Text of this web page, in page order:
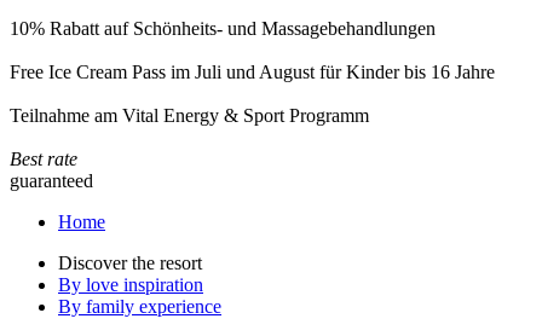
10% Rabatt auf Schönheits- und Massagebehandlungen
Free Ice Cream Pass im Juli und August für Kinder bis 16 Jahre
Teilnahme am Vital Energy & Sport Programm
Best rate
guaranteed
Home
Discover the resort
By love inspiration
By family experience